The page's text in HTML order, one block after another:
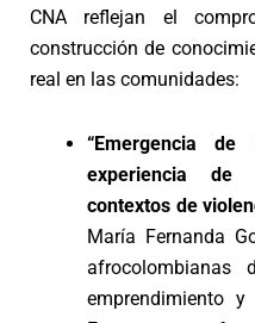
CNA reflejan el
construcción de
real en las comunidades:
“Emergencia
experiencia de
contextos de
María Fernanda
afrocolombianas
emprendimiento